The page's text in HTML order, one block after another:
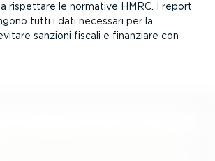
rispettare le normative HMRC. I report
tutti i dati necessari per la
sanzioni fiscali e finanziare con